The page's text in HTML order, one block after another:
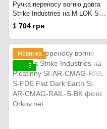
Ручка переносу вогню довга
Strike Industries на M-LOK SI-
AR-CMAG-L-FDE Flat Dark
1 704 грн
Новинка
3